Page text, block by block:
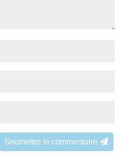
Soumettre le commentaire